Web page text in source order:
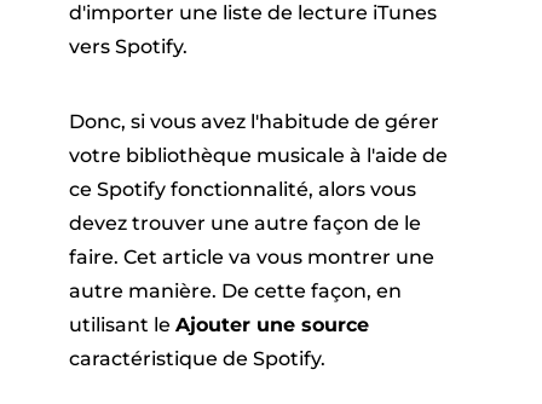
d'importer une liste de lecture iTunes
vers Spotify.
Donc, si vous avez l'habitude de gérer
votre bibliothèque musicale à l'aide de
ce Spotify fonctionnalité, alors vous
devez trouver une autre façon de le
faire. Cet article va vous montrer une
autre manière. De cette façon, en
utilisant le Ajouter une source
caractéristique de Spotify.